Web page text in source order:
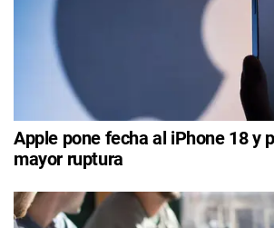
Apple pone fecha al iPhone 18 y
mayor ruptura